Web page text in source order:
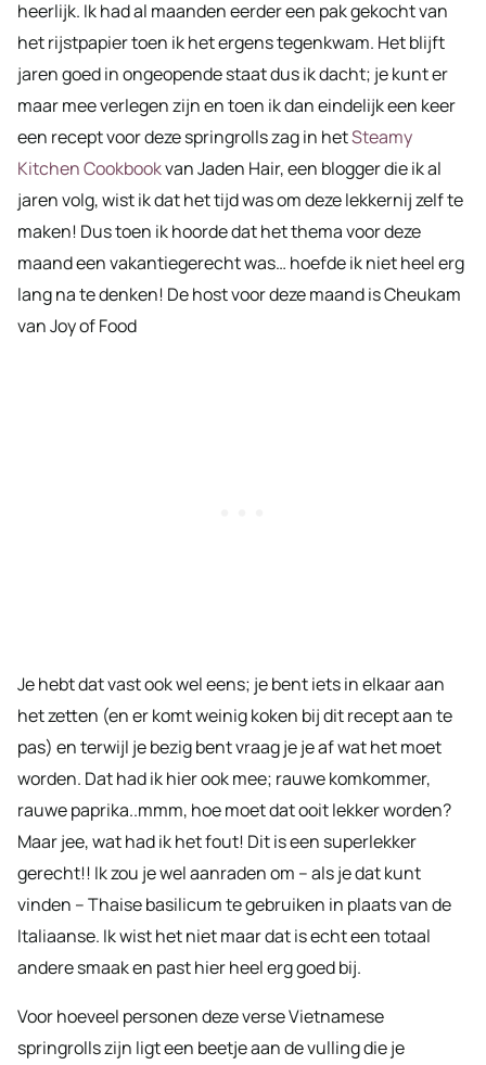
heerlijk. Ik had al maanden eerder een pak gekocht van
het rijstpapier toen ik het ergens tegenkwam. Het blijft
jaren goed in ongeopende staat dus ik dacht; je kunt er
maar mee verlegen zijn en toen ik dan eindelijk een keer
een recept voor deze springrolls zag in hetSteamy
Kitchen Cookbookvan Jaden Hair, een blogger die ik al
jaren volg, wist ik dat het tijd was om deze lekkernij zelf te
maken! Dus toen ik hoorde dat het thema voor deze
maand een vakantiegerecht was… hoefde ik niet heel erg
lang na te denken! De host voor deze maand is Cheukam
van Joy of Food
Je hebt dat vast ook wel eens; je bent iets in elkaar aan
het zetten (en er komt weinig koken bij dit recept aan te
pas) en terwijl je bezig bent vraag je je af wat het moet
worden. Dat had ik hier ook mee; rauwe komkommer,
rauwe paprika..mmm, hoe moet dat ooit lekker worden?
Maar jee, wat had ik het fout! Dit is een superlekker
gerecht!! Ik zou je wel aanraden om – als je dat kunt
vinden – Thaise basilicum te gebruiken in plaats van de
Italiaanse. Ik wist het niet maar dat is echt een totaal
andere smaak en past hier heel erg goed bij.
Voor hoeveel personen deze verse Vietnamese
springrolls zijn ligt een beetje aan de vulling die je